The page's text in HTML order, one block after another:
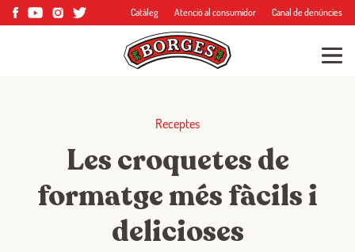
Catàleg Atenció al consumidor Canal de denúncies
Receptes
Les croquetes de
formatge més fàcils i
delicioses